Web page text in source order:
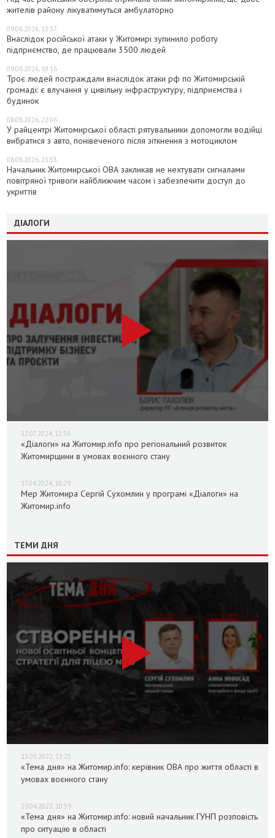
жителів району лікуватимуться амбулаторно
09.08.2026, 13:37
Внаслідок російської атаки у Житомирі зупинило роботу
підприємство, де працювали 3500 людей
09.08.2026, 10:16
Троє людей постраждали внаслідок атаки рф по Житомирській
громаді: є влучання у цивільну інфраструктуру, підприємства і
будинок
08.08.2026, 22:06
У райцентрі Житомирської області рятувальники допомогли водійці
вибратися з авто, понівеченого після зіткнення з мотоциклом
08.08.2026, 21:53
Начальник Житомирської ОВА закликав не нехтувати сигналами
повітряної тривоги найближчим часом і забезпечити доступ до
укриттів
ДІАЛОГИ
12.07.2024, 12:36
«Діалоги» на Житомир.info про регіональний розвиток
Житомирщини в умовах воєнного стану
17.04.2024, 10:29
Мер Житомира Сергій Сухомлин у програмі «Діалоги» на
Житомир.info
ТЕМИ ДНЯ
13.05.2022, 13:25
«Тема дня» на Житомир.info: керівник ОВА про життя області в
умовах воєнного стану
29.04.2022, 10:59
«Тема дня» на Житомир.info: новий начальник ГУНП розповість
про ситуацію в області